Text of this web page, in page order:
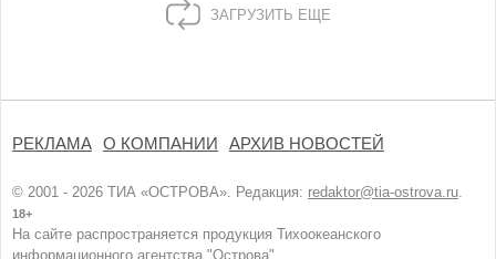
ЗАГРУЗИТЬ ЕЩЕ
РЕКЛАМА О КОМПАНИИ АРХИВ НОВОСТЕЙ
© 2001 - 2026 ТИА «ОСТРОВА». Редакция: redaktor@tia-ostrova.ru.
18+
На сайте распространяется продукция Тихоокеанского
информационного агентства "Острова".